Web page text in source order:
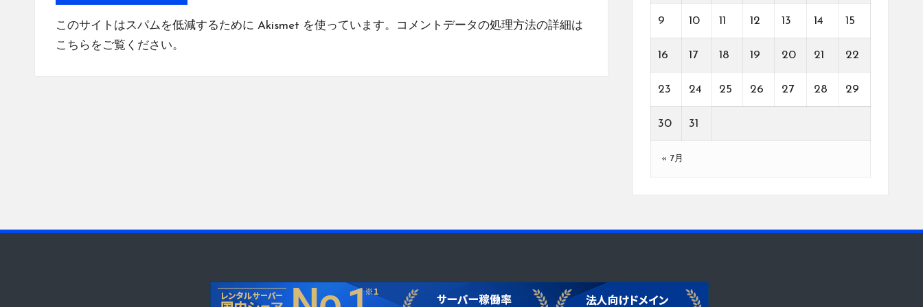
このサイトはスパムを低減するために Akismet を使っています。
コメントデータの処理方法の詳細は
こちらをご覧ください。
9 10 11 12 13 14 15
16 17 18 19 20 21 22
23 24 25 26 27 28 29
30 31
« 7月